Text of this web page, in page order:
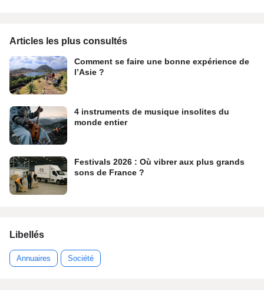
Articles les plus consultés
Comment se faire une bonne expérience de
l’Asie ?
4 instruments de musique insolites du
monde entier
Festivals 2026 : Où vibrer aux plus grands
sons de France ?
Libellés
Annuaires Société